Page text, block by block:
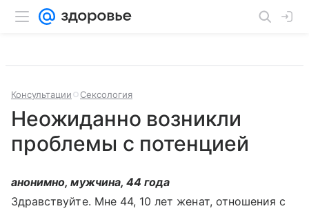
Консультации Сексология
Неожиданно возникли
проблемы с потенцией
анонимно, мужчина, 44 года
Здравствуйте. Мне 44, 10 лет женат, отношения с